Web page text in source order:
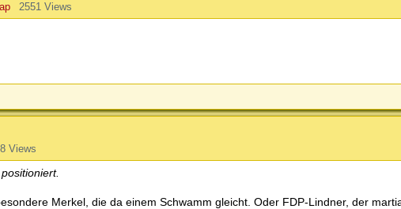
2551 Views
Views
Merkel, die da einem Schwamm gleicht. Oder FDP-Lindner, der